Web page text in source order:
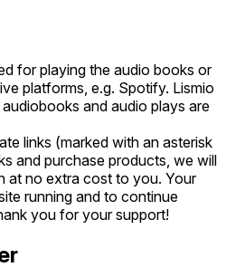
for playing the audio books or
platforms, e.g. Spotify. Lismio
and audio plays are
links (marked with an asterisk
and purchase products, we will
at no extra cost to you. Your
running and to continue
you for your support!